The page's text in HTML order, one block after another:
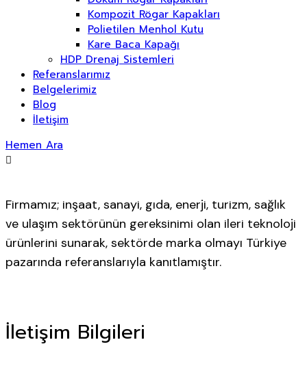
Kompozit Rögar Kapakları
Polietilen Menhol Kutu
Kare Baca Kapağı
HDP Drenaj Sistemleri
Referanslarımız
Belgelerimiz
Blog
İletişim
Hemen Ara
Firmamız; inşaat, sanayi, gıda, enerji, turizm, sağlık
ve ulaşım sektörünün gereksinimi olan ileri teknoloji
ürünlerini sunarak, sektörde marka olmayı Türkiye
pazarında referanslarıyla kanıtlamıştır.
İletişim Bilgileri